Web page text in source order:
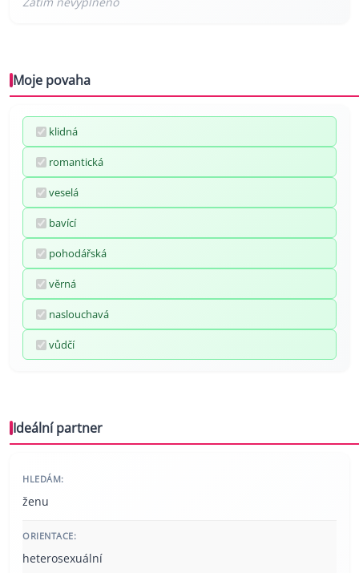
Moje povaha
klidná
romantická
veselá
bavící
pohodářská
věrná
naslouchavá
vůdčí
Ideální partner
HLEDÁM:
ženu
ORIENTACE:
heterosexuální